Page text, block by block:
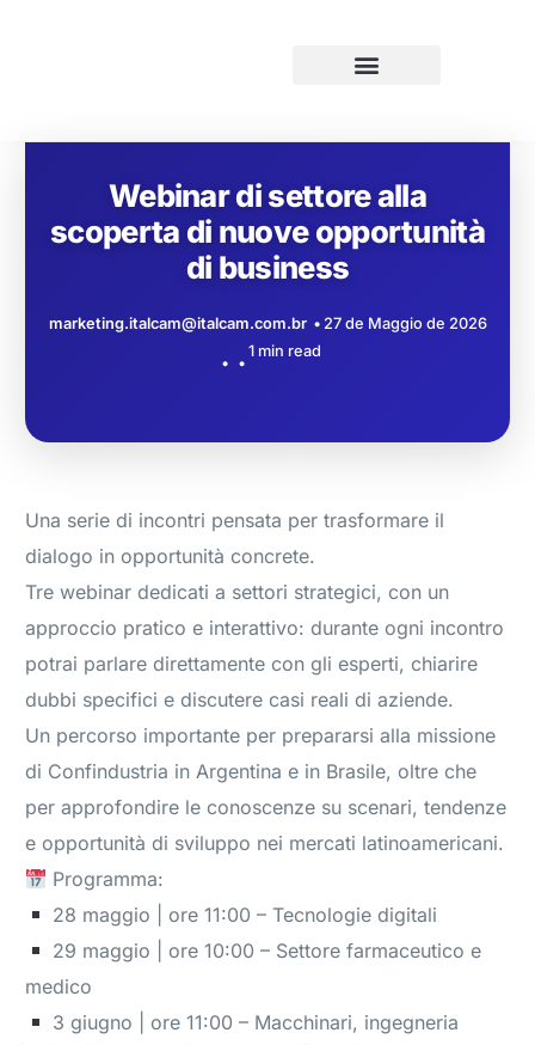
Webinar di settore alla
scoperta di nuove opportunità
di business
marketing.italcam@italcam.com.br
27 de Maggio de 2026
1 min read
Una serie di incontri pensata per trasformare il
dialogo in opportunità concrete.
Tre webinar dedicati a settori strategici, con un
approccio pratico e interattivo: durante ogni incontro
potrai parlare direttamente con gli esperti, chiarire
dubbi specifici e discutere casi reali di aziende.
Un percorso importante per prepararsi alla missione
di Confindustria in Argentina e in Brasile, oltre che
per approfondire le conoscenze su scenari, tendenze
e opportunità di sviluppo nei mercati latinoamericani.
Programma:
28 maggio | ore 11:00 – Tecnologie digitali
29 maggio | ore 10:00 – Settore farmaceutico e
medico
3 giugno | ore 11:00 – Macchinari, ingegneria